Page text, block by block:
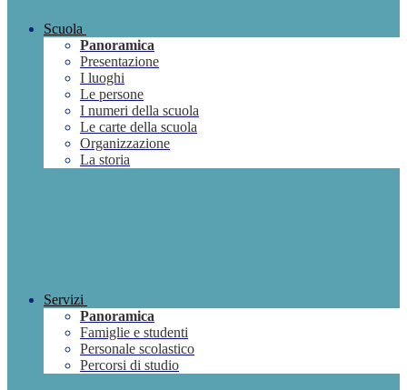
Scuola
Panoramica
Presentazione
I luoghi
Le persone
I numeri della scuola
Le carte della scuola
Organizzazione
La storia
Servizi
Panoramica
Famiglie e studenti
Personale scolastico
Percorsi di studio